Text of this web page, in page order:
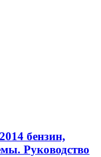
бензин,
Руководство